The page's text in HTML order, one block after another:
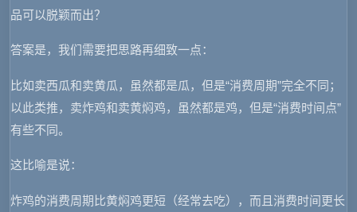
品可以脱颖而出？
答案是，我们需要把思路再细致一点：
比如卖西瓜和卖黄瓜，虽然都是瓜，但是“消费周期”完全不同；
以此类推，卖炸鸡和卖黄焖鸡，虽然都是鸡，但是“消费时间点”
有些不同。
这比喻是说：
炸鸡的消费周期比黄焖鸡更短（经常去吃），而且消费时间更长